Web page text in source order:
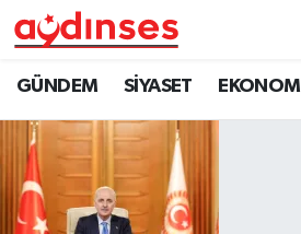
GÜNDEM SİYASET EKONOMİ
GÜNDEM
SİYASET
EKONOMİ
Nöbetçi Eczaneler
Hava Durumu
Aydin Namaz Vakitleri